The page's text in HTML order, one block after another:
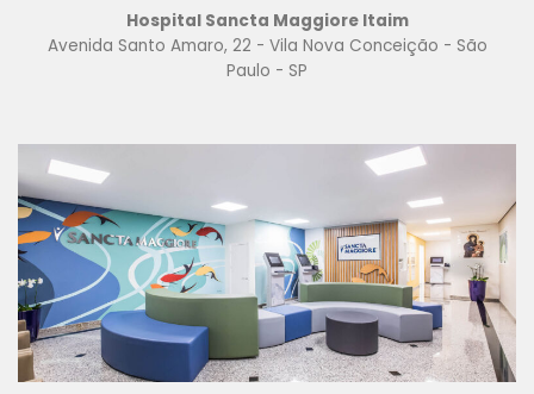
Hospital Sancta Maggiore Itaim
Avenida Santo Amaro, 22 - Vila Nova Conceição - São
Paulo - SP